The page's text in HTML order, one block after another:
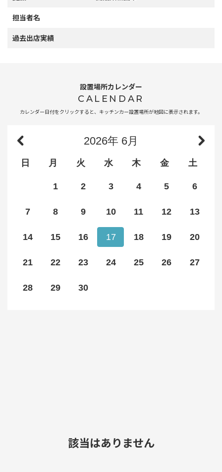
担当者名
過去出店実績
設置場所カレンダー
CALENDAR
カレンダー日付をクリックすると、キッチンカー設置場所が地図に表示されます。
2026年 6月
日 月 火 水 木 金 土
1 2 3 4 5 6
7 8 9 10 11 12 13
14 15 16 17 18 19 20
21 22 23 24 25 26 27
28 29 30
該当はありません